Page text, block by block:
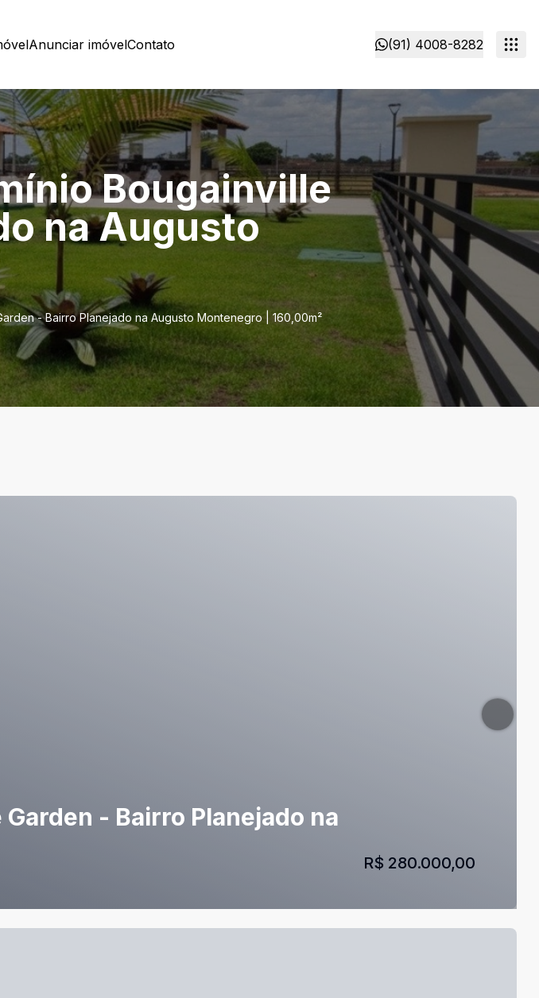
Anunciar imóvelContato (91) 4008-8282
Bougainville
na Augusto
- Bairro Planejado na Augusto Montenegro | 160,00m²
- Bairro Planejado na
R$ 280.000,00